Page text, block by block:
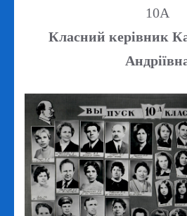
10А
Класний керівник